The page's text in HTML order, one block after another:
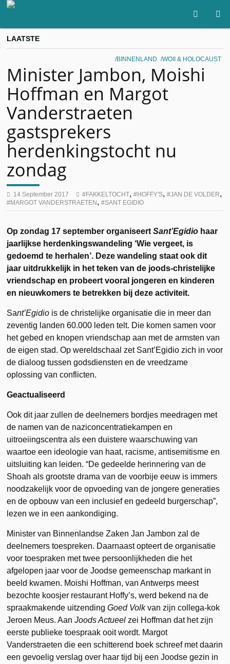
LAATSTE
BINNENLAND WOII & HOLOCAUST
Minister Jambon, Moishi
Hoffman en Margot
Vanderstraeten
gastsprekers
herdenkingstocht nu
zondag
14 September 2017 FAKKELTOCHT, HOFFY'S, JAN DE VOLDER,
MARGOT VANDERSTRAETEN , SANT EGIDIO
Op zondag 17 september organiseertSant’Egidio haar
jaarlijkse herdenkingswandeling ‘Wie vergeet, is
gedoemd te herhalen’. Deze wandeling staat ook dit
jaar uitdrukkelijk in het teken van de joods-christelijke
vriendschap en probeert vooral jongeren en kinderen
en nieuwkomers te betrekken bij deze activiteit.
Sant’Egidio is de christelijke organisatie die in meer dan
zeventig landen 60.000 leden telt. Die komen samen voor
het gebed en knopen vriendschap aan met de armsten van
de eigen stad. Op wereldschaal zet Sant’Egidio zich in voor
de dialoog tussen godsdiensten en de vreedzame
oplossing van conflicten.
Geactualiseerd
Ook dit jaar zullen de deelnemers bordjes meedragen met
de namen van de naziconcentratiekampen en
uitroeiingscentra als een duistere waarschuwing van
waartoe een ideologie van haat, racisme, antisemitisme en
uitsluiting kan leiden. “De gedeelde herinnering van de
Shoah als grootste drama van de voorbije eeuw is immers
noodzakelijk voor de opvoeding van de jongere generaties
en de opbouw van een inclusief en gedeeld burgerschap”,
lezen we in een aankondiging.
Minister van Binnenlandse Zaken Jan Jambon zal de
deelnemers toespreken. Daarnaast opteert de organisatie
voor toespraken met twee persoonlijkheden die het
afgelopen jaar voor de Joodse gemeenschap markant in
beeld kwamen. Moishi Hoffman, van Antwerps meest
bezochte koosjer restaurant Hoffy’s, werd bekend na de
spraakmakende uitzendingGoed Volkvan zijn collega-kok
Jeroen Meus. AanJoods Actueel zei Hoffman dat het zijn
eerste publieke toespraak ooit wordt. Margot
Vanderstraeten die een schitterend boek schreef met daarin
een gevoelig verslag over haar tijd bij een Joodse gezin in